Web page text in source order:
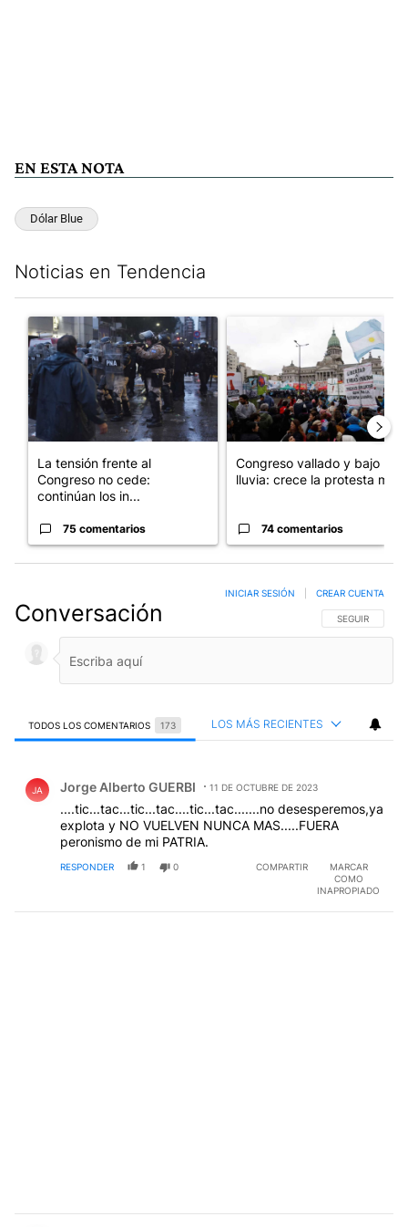
EN ESTA NOTA
Dólar Blue
Noticias en Tendencia
Un artículo de tendencia con el título "La tensión frente al
La tensión frente al
Congreso no cede:
continúan los in...
75 comentarios
Un artículo de tendencia
Congreso vallado y bajo la
lluvia: crece la protesta mi...
74 comentarios
Conversación SIGA ESTA
SEGUIR
INICIAR SESIÓN CREAR CUENTA
TODOS LOS COMENTARIOS 173 LOS MÁS RECIENTES
JA Jorge Alberto GUERBI 11 DE OCTUBRE DE 2023
....tic...tac...tic...tac....tic...tac.......no desesperemos,ya
explota y NO VUELVEN NUNCA MAS.....FUERA
peronismo de mi PATRIA.
RESPONDER 1 0 COMPARTIR
MARCAR
COMO
INAPROPIADO